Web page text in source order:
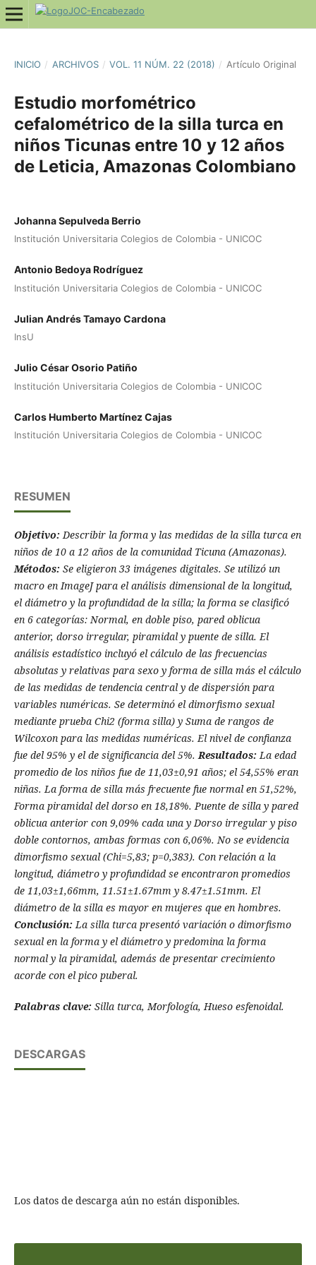
INICIO / ARCHIVOS / VOL. 11 NÚM. 22 (2018) / Artí­culo Original
Estudio morfométrico
cefalométrico de la silla turca en
niños Ticunas entre 10 y 12 años
de Leticia, Amazonas Colombiano
Johanna Sepulveda Berrio
Institución Universitaria Colegios de Colombia - UNICOC
Antonio Bedoya Rodríguez
Institución Universitaria Colegios de Colombia - UNICOC
Julian Andrés Tamayo Cardona
InsU
Julio César Osorio Patiño
Institución Universitaria Colegios de Colombia - UNICOC
Carlos Humberto Martínez Cajas
Institución Universitaria Colegios de Colombia - UNICOC
RESUMEN
Objetivo: Describir la forma y las medidas de la silla turca en
niños de 10 a 12 años de la comunidad Ticuna (Amazonas).
Métodos: Se eligieron 33 imágenes digitales. Se utilizó un
macro en ImageJ para el análisis dimensional de la longitud,
el diámetro y la profundidad de la silla; la forma se clasificó
en 6 categorí­as: Normal, en doble piso, pared oblicua
anterior, dorso irregular, piramidal y puente de silla. El
análisis estadí­stico incluyó el cálculo de las frecuencias
absolutas y relativas para sexo y forma de silla más el cálculo
de las medidas de tendencia central y de dispersión para
variables numéricas. Se determinó el dimorfismo sexual
mediante prueba Chi2 (forma silla) y Suma de rangos de
Wilcoxon para las medidas numéricas. El nivel de confianza
fue del 95% y el de significancia del 5%.Resultados: La edad
promedio de los niños fue de 11,03±0,91 años; el 54,55% eran
niñas. La forma de silla más frecuente fue normal en 51,52%,
Forma piramidal del dorso en 18,18%. Puente de silla y pared
oblicua anterior con 9,09% cada una y Dorso irregular y piso
doble contornos, ambas formas con 6,06%. No se evidencia
dimorfismo sexual (Chi=5,83; p=0,383). Con relación a la
longitud, diámetro y profundidad se encontraron promedios
de 11,03±1,66mm, 11.51±1.67mm y 8.47±1.51mm. El
diámetro de la silla es mayor en mujeres que en hombres.
Conclusión: La silla turca presentó variación o dimorfismo
sexual en la forma y el diámetro y predomina la forma
normal y la piramidal, además de presentar crecimiento
acorde con el pico puberal.
Palabras clave: Silla turca, Morfologí­a, Hueso esfenoidal.
DESCARGAS
Los datos de descarga aún no están disponibles.